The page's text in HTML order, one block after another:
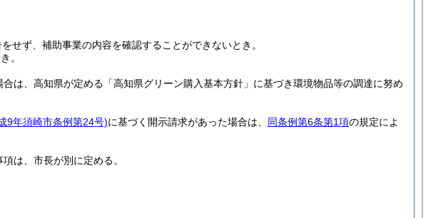
せず、補助事業の内容を確認することができないとき。
。
は、高知県が定める「高知県グリーン購入基本方針」に基づき環境物品等の調達に努め
9年須崎市条例第24号)に基づく開示請求があった場合は、 同条例第6条第1項の規定によ
は、市長が別に定める。